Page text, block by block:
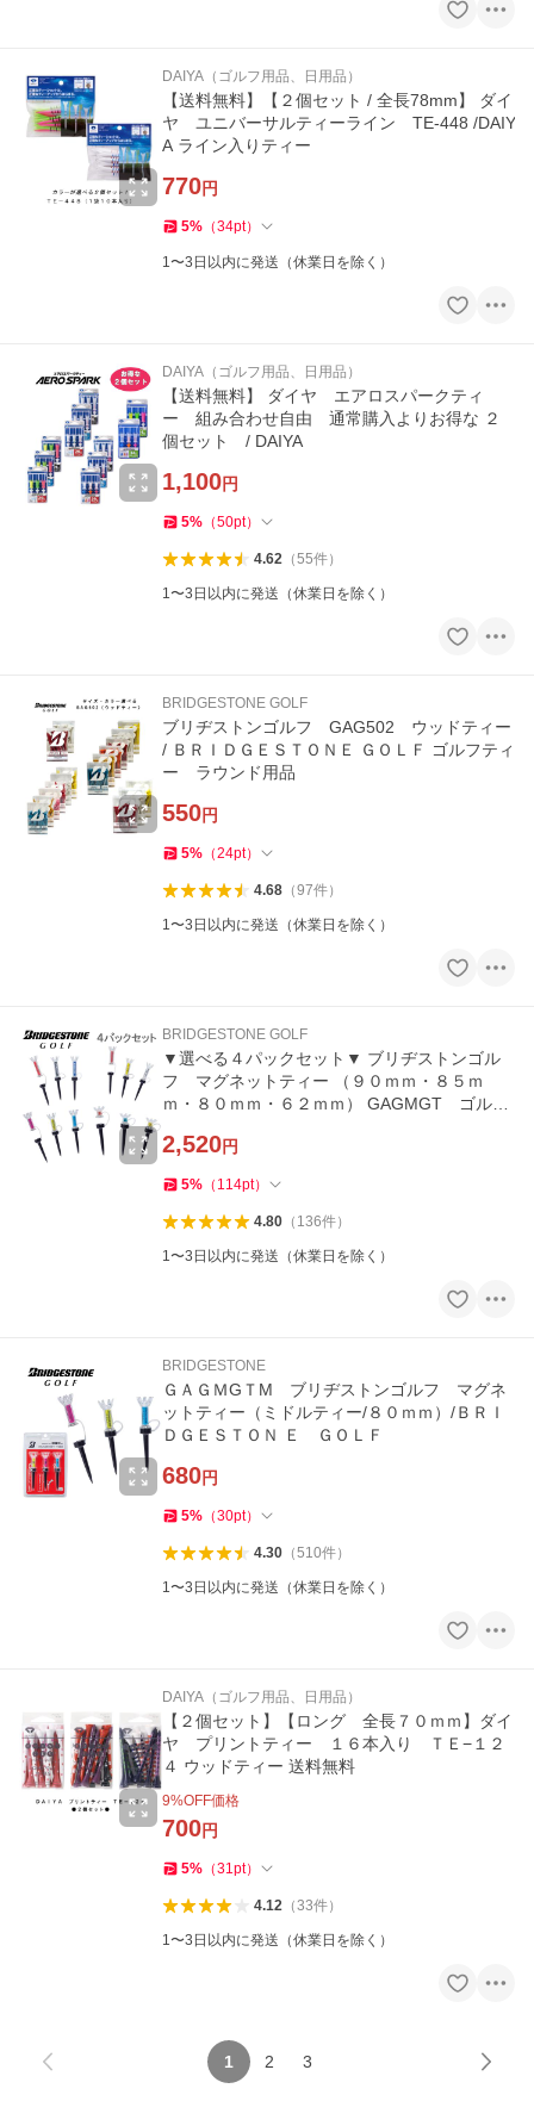
DAIYA（ゴルフ用品、日用品）
【送料無料】【２個セット / 全長78mm】 ダイ
ヤ ユニバーサルティーライン TE-448 /DAIY
A ライン入りティー
770円
5% （34pt）
1〜3日以内に発送（休業日を除く）
DAIYA（ゴルフ用品、日用品）
【送料無料】 ダイヤ エアロスパークティ
ー 組み合わせ自由 通常購入よりお得な ２
個セット / DAIYA
1,100円
5% （50pt）
4.62（55件）
1〜3日以内に発送（休業日を除く）
BRIDGESTONE GOLF
ブリヂストンゴルフ GAG502 ウッドティー
/ ＢＲＩＤＧＥＳＴＯＮＥ ＧＯＬＦ ゴルフティ
ー ラウンド用品
550円
5% （24pt）
4.68（97件）
1〜3日以内に発送（休業日を除く）
BRIDGESTONE GOLF
▼選べる４パックセット▼ ブリヂストンゴル
フ マグネットティー （９０ｍｍ・８５ｍ
ｍ・８０ｍｍ・６２ｍｍ） GAGMGT ゴルフ
2,520円
5% （ 114pt）
4.80（ 136件）
1〜3日以内に発送（休業日を除く）
BRIDGESTONE
ＧＡＧＭGＴM ブリヂストンゴルフ マグネ
ットティー（ミドルティー/８０ｍｍ）/ＢＲＩ
ＤＧＥＳＴＯＮ Ｅ ＧＯＬＦ
680円
5% （30pt）
4.30（510件）
1〜3日以内に発送（休業日を除く）
DAIYA（ゴルフ用品、日用品）
【２個セット】【ロング 全長７０ｍｍ】ダイ
ヤ プリントティー １６本入り ＴＥ−１２
４ ウッドティー 送料無料
9%OFF価格
700円
5% （31pt）
4.12（33件）
1〜3日以内に発送（休業日を除く）
1 2 3